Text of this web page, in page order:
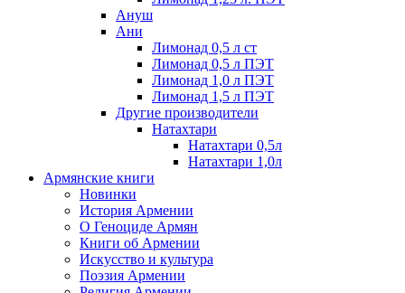
Ануш
Ани
Лимонад 0,5 л ст
Лимонад 0,5 л ПЭТ
Лимонад 1,0 л ПЭТ
Лимонад 1,5 л ПЭТ
Другие производители
Натахтари
Натахтари 0,5л
Натахтари 1,0л
Армянские книги
Новинки
История Армении
О Геноциде Армян
Книги об Армении
Иcкусство и культура
Поэзия Армении